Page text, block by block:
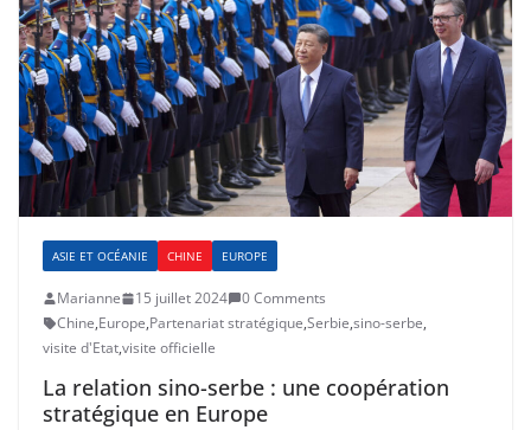
ASIE ET OCÉANIE CHINE EUROPE
Marianne 15 juillet 2024
0 Comments
Chine,Europe,Partenariat stratégique,Serbie,sino-serbe,
visite d'Etat,visite officielle
La relation sino-serbe : une coopération
stratégique en Europe